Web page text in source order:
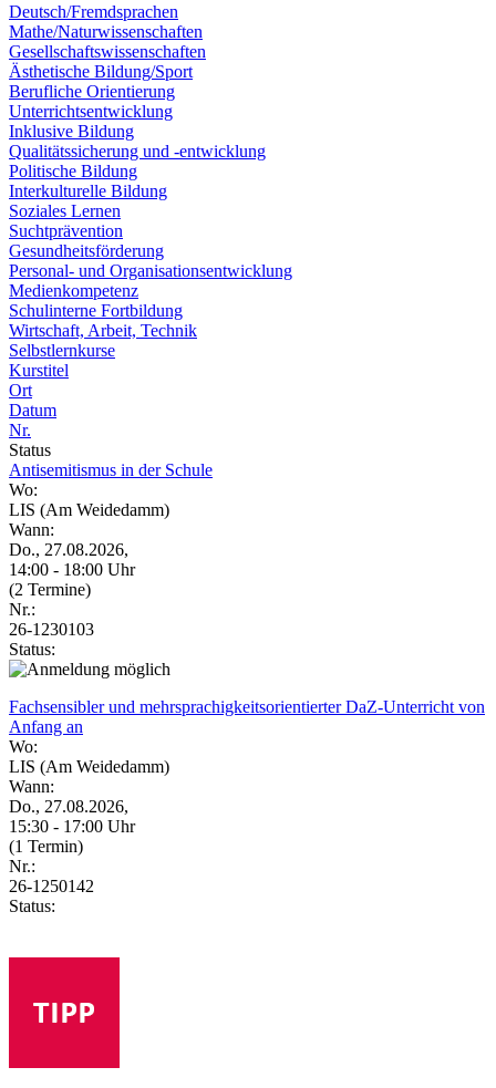
Deutsch/Fremdsprachen
Mathe/Naturwissenschaften
Gesellschaftswissenschaften
Ästhetische Bildung/Sport
Berufliche Orientierung
Unterrichtsentwicklung
Inklusive Bildung
Qualitätssicherung und -entwicklung
Politische Bildung
Interkulturelle Bildung
Soziales Lernen
Suchtprävention
Gesundheitsförderung
Personal- und Organisationsentwicklung
Medienkompetenz
Schulinterne Fortbildung
Wirtschaft, Arbeit, Technik
Selbstlernkurse
Kurstitel
Ort
Datum
Nr.
Status
Antisemitismus in der Schule
Wo:
LIS (Am Weidedamm)
Wann:
Do., 27.08.2026,
14:00 - 18:00 Uhr
(2 Termine)
Nr.:
26-1230103
Status:
Fachsensibler und mehrsprachigkeitsorientierter DaZ-Unterricht von
Anfang an
Wo:
LIS (Am Weidedamm)
Wann:
Do., 27.08.2026,
15:30 - 17:00 Uhr
(1 Termin)
Nr.:
26-1250142
Status: